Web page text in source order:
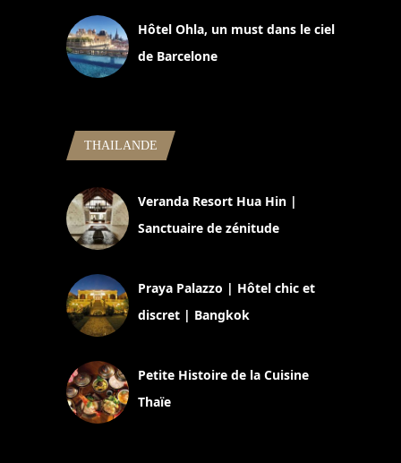
Hôtel Ohla, un must dans le ciel
de Barcelone
THAILANDE
Veranda Resort Hua Hin |
Sanctuaire de zénitude
Praya Palazzo | Hôtel chic et
discret | Bangkok
Petite Histoire de la Cuisine
Thaïe